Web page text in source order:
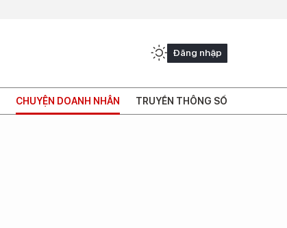
Đăng nhập
CHUYỆN DOANH NHÂN TRUYỀN THÔNG SỐ